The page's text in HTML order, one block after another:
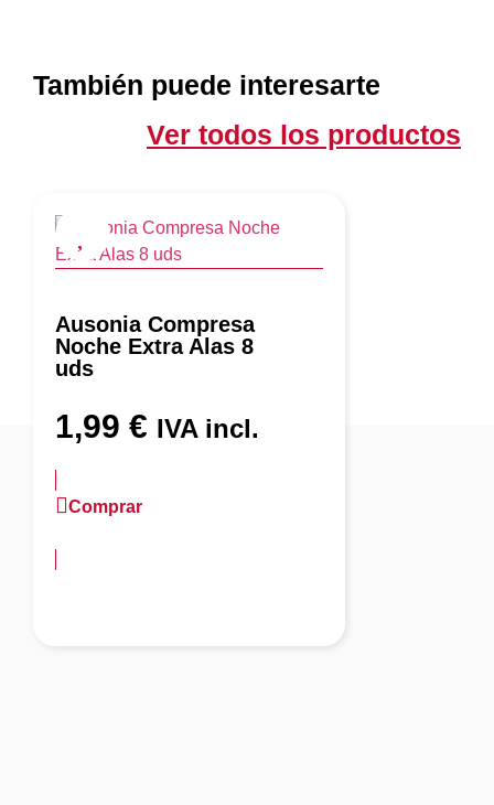
También puede interesarte
Ver todos los productos
Ausonia Compresa
Noche Extra Alas 8
uds
1,99 € IVA incl.
Comprar